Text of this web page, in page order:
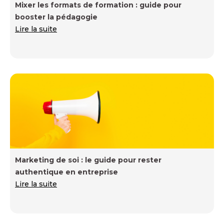
Mixer les formats de formation : guide pour
booster la pédagogie
Lire la suite
Marketing de soi : le guide pour rester
authentique en entreprise
Lire la suite